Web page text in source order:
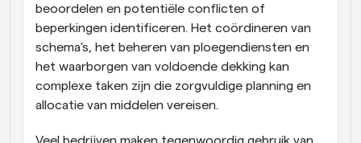
beoordelen en potentiële conflicten of
beperkingen identificeren. Het coördineren van
schema's, het beheren van ploegendiensten en
het waarborgen van voldoende dekking kan
complexe taken zijn die zorgvuldige planning en
allocatie van middelen vereisen.